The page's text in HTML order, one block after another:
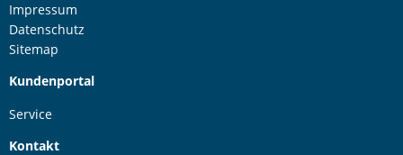
Impressum
Datenschutz
Sitemap
Kundenportal
Service
Kontakt